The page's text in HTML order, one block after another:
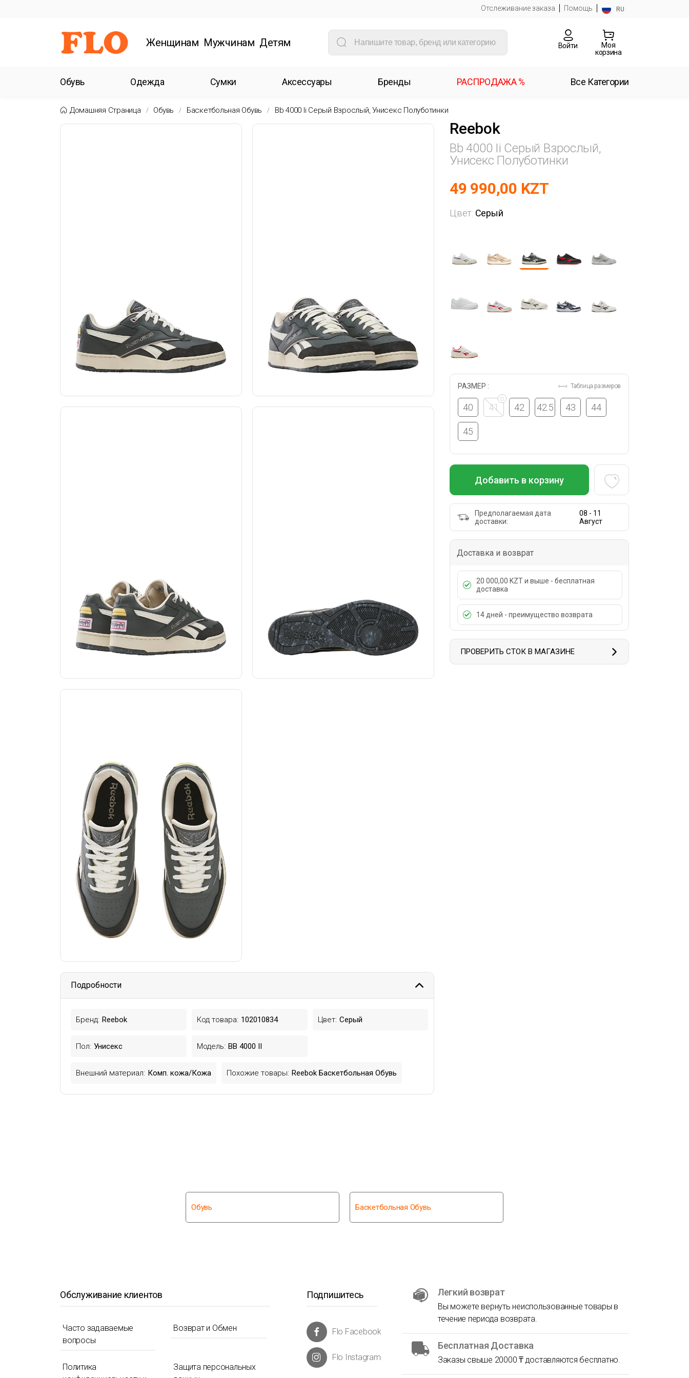
Отслеживание заказа Помощь RU
Женщинам Мужчинам Детям Войти
Моя
корзина
Обувь Одежда Сумки Аксессуары Бренды РАСПРОДАЖА % Все Категории
Домашняя Страница Обувь Баскетбольная Обувь Bb 4000 Ii Серый Взрослый, Унисекс Полуботинки
Подробности
Бренд: Reebok Код товара: 102010834 Цвет: Серый
Пол: Унисекс Модель: BB 4000 II
Внешний материал: Комп. кожа/Кожа Похожие товары: Reebok Баскетбольная Обувь
Reebok
Bb 4000 Ii Серый Взрослый,
Унисекс Полуботинки
49 990,00 KZT
Цвет: Серый
РАЗМЕР : Таблица размеров
40 41 42 42.5 43 44
45
Добавить в корзину
Предполагаемая дата
доставки:
08 - 11
Август
Доставка и возврат
20 000,00 KZT и выше - бесплатная
доставка
14 дней - преимущество возврата
ПРОВЕРИТЬ СТОК В МАГАЗИНЕ
Обувь Баскетбольная Обувь
Обслуживание клиентов
Часто задаваемые
вопросы
Возврат и Обмен
Политика
Защита персональных
Подпишитесь
Flo Facebook
Flo Instagram
Легкий возврат
Вы можете вернуть неиспользованные товары в
течение периода возврата.
Бесплатная Доставка
Заказы свыше 20000 ₸ доставляются бесплатно.